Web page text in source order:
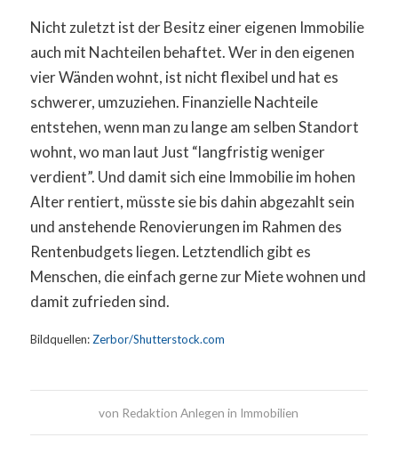
Nicht zuletzt ist der Besitz einer eigenen Immobilie
auch mit Nachteilen behaftet. Wer in den eigenen
vier Wänden wohnt, ist nicht flexibel und hat es
schwerer, umzuziehen. Finanzielle Nachteile
entstehen, wenn man zu lange am selben Standort
wohnt, wo man laut Just “langfristig weniger
verdient”. Und damit sich eine Immobilie im hohen
Alter rentiert, müsste sie bis dahin abgezahlt sein
und anstehende Renovierungen im Rahmen des
Rentenbudgets liegen. Letztendlich gibt es
Menschen, die einfach gerne zur Miete wohnen und
damit zufrieden sind.
Bildquellen:Zerbor/Shutterstock.com
von Redaktion Anlegen in Immobilien